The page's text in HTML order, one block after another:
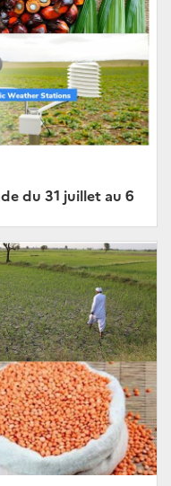
du 31 juillet au 6